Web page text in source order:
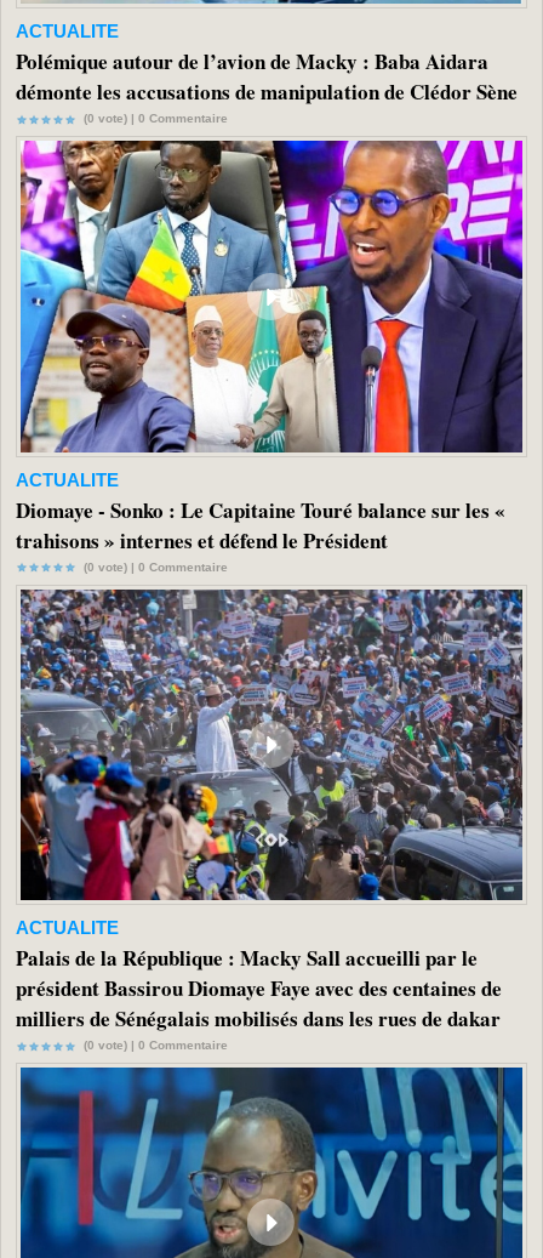
ACTUALITE
Polémique autour de l’avion de Macky : Baba Aidara
démonte les accusations de manipulation de Clédor Sène
(0 vote) | 0 Commentaire
ACTUALITE
Diomaye - Sonko : Le Capitaine Touré balance sur les «
trahisons » internes et défend le Président
(0 vote) | 0 Commentaire
ACTUALITE
Palais de la République : Macky Sall accueilli par le
président Bassirou Diomaye Faye avec des centaines de
milliers de Sénégalais mobilisés dans les rues de dakar
(0 vote) | 0 Commentaire